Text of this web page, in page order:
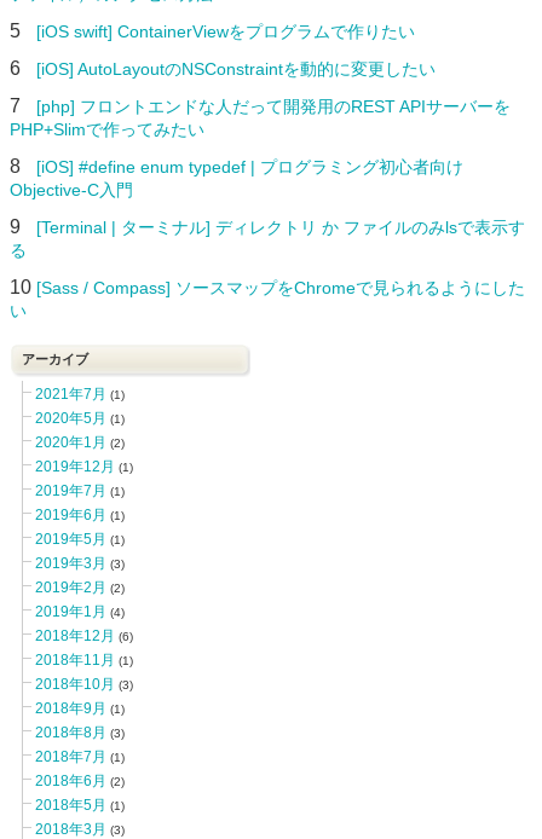
5 [iOS swift] ContainerViewをプログラムで作りたい
6 [iOS] AutoLayoutのNSConstraintを動的に変更したい
7
[php] フロントエンドな人だって開発用のREST APIサーバーを
PHP+Slimで作ってみたい
8
[iOS] #define enum typedef | プログラミング初心者向け
Objective-C入門
9
[Terminal | ターミナル] ディレクトリ か ファイルのみlsで表示す
る
10 [Sass / Compass] ソースマップをChromeで見られるようにした
い
アーカイブ
2021年7月 (1)
2020年5月 (1)
2020年1月 (2)
2019年12月 (1)
2019年7月 (1)
2019年6月 (1)
2019年5月 (1)
2019年3月 (3)
2019年2月 (2)
2019年1月 (4)
2018年12月 (6)
2018年11月 (1)
2018年10月 (3)
2018年9月 (1)
2018年8月 (3)
2018年7月 (1)
2018年6月 (2)
2018年5月 (1)
2018年3月 (3)